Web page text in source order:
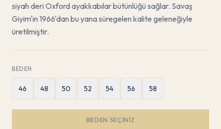
siyah deri Oxford ayakkabılar bütünlüğü sağlar. Savaş
Giyim'in 1966'dan bu yana süregelen kalite geleneğiyle
üretilmiştir.
BEDEN
46 48 50 52 54 56 58
BEDEN SEÇINIZ